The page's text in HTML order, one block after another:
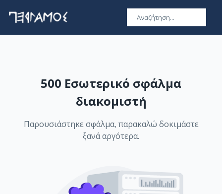
500 Εσωτερικό σφάλμα
διακομιστή
Παρουσιάστηκε σφάλμα, παρακαλώ δοκιμάστε
ξανά αργότερα.